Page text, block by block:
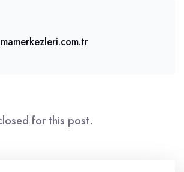
for this post.